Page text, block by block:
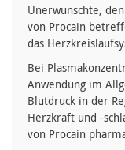
Unerwünschte,
von Procain
das
Bei
Anwendung im
Blutdruck in der
Herzkraft und -
von Procain